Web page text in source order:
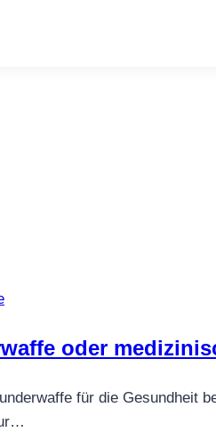
oder
für die Gesundheit